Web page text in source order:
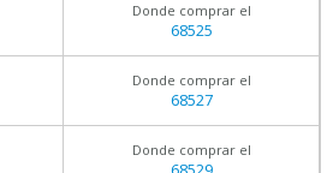
Donde comprar el
68525
Donde comprar el
68527
Donde comprar el